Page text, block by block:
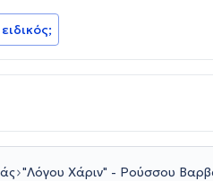
"Λόγου Χάριν" - Ρούσσου